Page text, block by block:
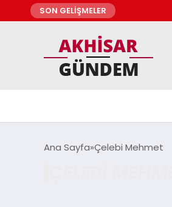
SON GELİŞMELER
Ana Sayfa Çelebi Mehmet